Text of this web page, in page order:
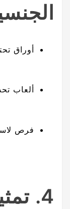
أوراق
ألعاب
فرص
4. تمثيل الأدوار